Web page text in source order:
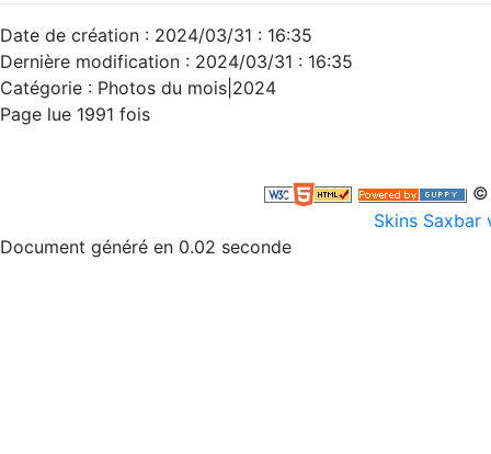
Date de création : 2024/03/31 : 16:35
Dernière modification : 2024/03/31 : 16:35
Catégorie : Photos du mois|2024
Page lue 1991 fois
©
Skins Saxbar
Document généré en 0.02 seconde